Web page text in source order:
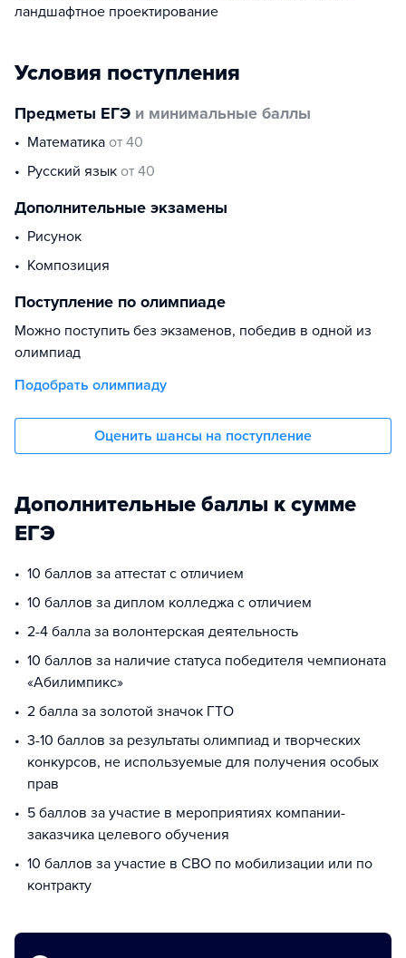
ландшафтное проектирование
Условия поступления
Предметы ЕГЭ и минимальные баллы
математика от 40
русский язык от 40
Дополнительные экзамены
Рисунок
Композиция
Поступление по олимпиаде
Можно поступить без экзаменов, победив в одной из
олимпиад
Подобрать олимпиаду
Оценить шансы на поступление
Дополнительные баллы к сумме
ЕГЭ
10 баллов за аттестат с отличием
10 баллов за диплом колледжа с отличием
2-4 балла за волонтерская деятельность
10 баллов за наличие статуса победителя чемпионата
«Абилимпикс»
2 балла за золотой значок ГТО
3-10 баллов за результаты олимпиад и творческих
конкурсов, не используемые для получения особых
прав
5 баллов за участие в мероприятиях компании-
заказчика целевого обучения
10 баллов за участие в СВО по мобилизации или по
контракту